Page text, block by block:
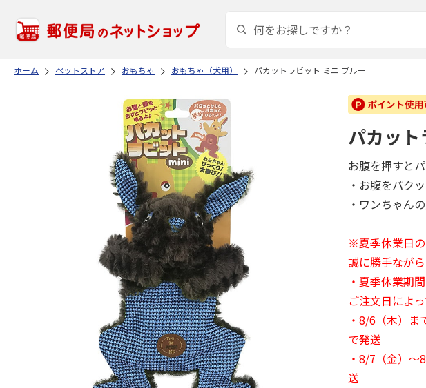
ホーム ペットストア おもちゃ おもちゃ（犬用） パカットラビット ミニ ブルー
パカット
お腹を押すと
・お腹をパク
・ワンちゃん
※夏季休業日
誠に勝手なが
・夏季休業期
ご注文日によ
・8/6（木）
で発送
・8/7（金）
送